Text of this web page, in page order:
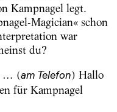
Kampnagel legt.
Magician« schon
war
du?
… (am Telefon) Hallo
für Kampnagel